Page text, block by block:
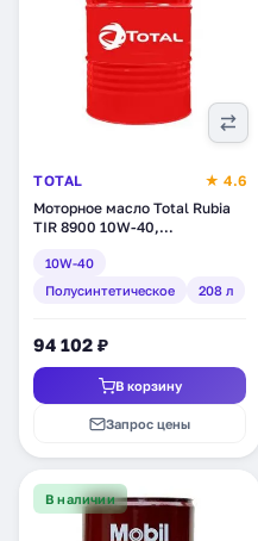
TOTAL
★ 4.6
Моторное масло Total Rubia
TIR 8900 10W-40,
(150841)
10W-40
Полусинтетическое
208 л
94 102 ₽
В корзину
Запрос цены
В наличии